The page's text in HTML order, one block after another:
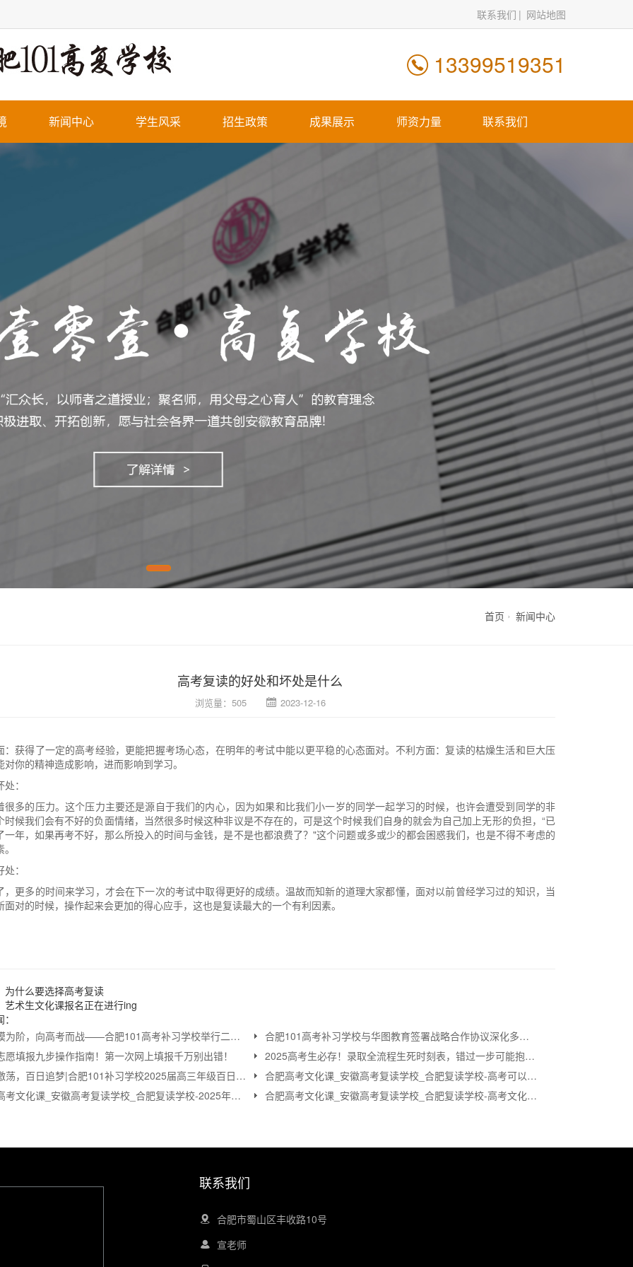
联系我们 网站地图
13399519351
新闻中心 学生风采 招生政策 成果展示 师资力量 联系我们
首页 新闻中心
高考复读的好处和坏处是什么
浏览量：505 2023-12-16
：获得了一定的高考经验，更能把握考场心态，在明年的考试中能以更平稳的心态面对。不利方面：复读的枯燥生活和巨大压
对你的精神造成影响，进而影响到学习。
：
很多的压力。这个压力主要还是源自于我们的内心，因为如果和比我们小一岁的同学一起学习的时候，也许会遭受到同学的非
时候我们会有不好的负面情绪，当然很多时候这种非议是不存在的，可是这个时候我们自身的就会为自己加上无形的负担，“已
一年，如果再考不好，那么所投入的时间与金钱，是不是也都浪费了？"这个问题或多或少的都会困惑我们，也是不得不考虑的
：
，更多的时间来学习，才会在下一次的考试中取得更好的成绩。温故而知新的道理大家都懂，面对以前曾经学习过的知识，当
面对的时候，操作起来会更加的得心应手，这也是复读最大的一个有利因素。
为什么要选择高考复读
艺术生文化课报名正在进行ing
以二模为阶，向高考而战——合肥101高考补习学校举行二模表彰暨高考冲刺动员大会
合肥101高考补习学校与华图教育签署战略合作协议深化多元升学服务
愿填报九步操作指南！第一次网上填报千万别出错！
2025高考生必存！录取全流程生死时刻表，错过一步可能抱憾终身！
热血激荡，百日追梦|合肥101补习学校2025届高三年级百日誓师大会圆满落幕
合肥高考文化课_安徽高考复读学校_合肥复读学校-高考可以复读吗？哪些人适合复读？
合肥高考文化课_安徽高考复读学校_合肥复读学校-2025年高考复读政策最新解读
合肥高考文化课_安徽高考复读学校_合肥复读学校-高考文化课为什么对艺术生这么重要？
联系我们
合肥市蜀山区丰收路10号
宣老师